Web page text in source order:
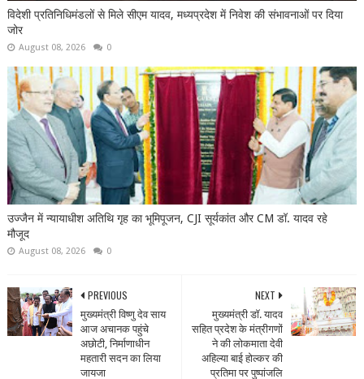
विदेशी प्रतिनिधिमंडलों से मिले सीएम यादव, मध्यप्रदेश में निवेश की संभावनाओं पर दिया
जोर
August 08, 2026 0
उज्जैन में न्यायाधीश अतिथि गृह का भूमिपूजन, CJI सूर्यकांत और CM डॉ. यादव रहे
मौजूद
August 08, 2026 0
NEXT
मुख्यमंत्री डॉ. यादव
सहित प्रदेश के मंत्रीगणों
ने की लोकमाता देवी
अहिल्या बाई होल्कर की
प्रतिमा पर पुष्पांजलि
PREVIOUS
मुख्यमंत्री विष्णु देव साय
आज अचानक पहुंचे
अछोटी, निर्माणाधीन
महतारी सदन का लिया
जायजा